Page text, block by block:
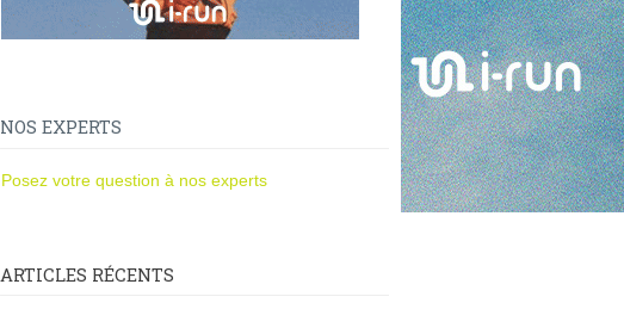
NOS EXPERTS
Posez votre question à nos experts
ARTICLES RÉCENTS